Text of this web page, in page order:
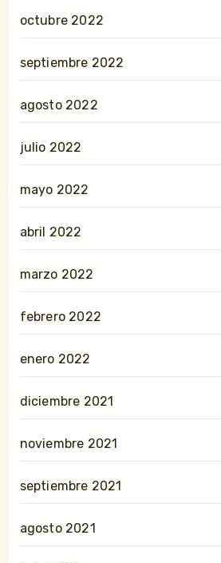
octubre 2022
septiembre 2022
agosto 2022
julio 2022
mayo 2022
abril 2022
marzo 2022
febrero 2022
enero 2022
diciembre 2021
noviembre 2021
septiembre 2021
agosto 2021